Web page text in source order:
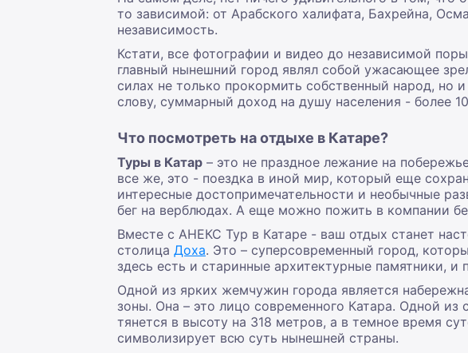
то зависимой: от Арабского халифата, Бахрейна,
независимость.
Кстати, все фотографии и видео до независимой
главный нынешний город являл собой ужасающее
силах не только прокормить собственный народ, но
слову, суммарный доход на душу населения - более
Что посмотреть на отдыхе в Катаре?
Туры в Катар – это не праздное лежание на
все же, это - поездка в иной мир, который еще
интересные достопримечательности и необычные
бег на верблюдах. А еще можно пожить в компании
Вместе с АНЕКС Тур в Катаре - ваш отдых станет
столица Доха. Это – суперсовременный город,
здесь есть и старинные архитектурные памятники,
Одной из ярких жемчужин города является
зоны. Она – это лицо современного Катара. Одной
тянется в высоту на 318 метров, а в темное время
символизирует всю суть нынешней страны.